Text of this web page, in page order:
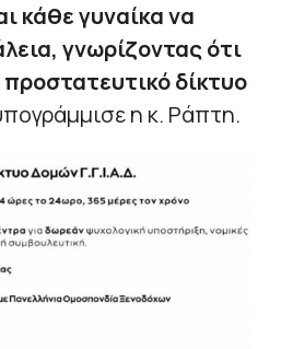
κάθε γυναίκα να
γνωρίζοντας ότι
δίκτυο
η κ. Ράπτη.